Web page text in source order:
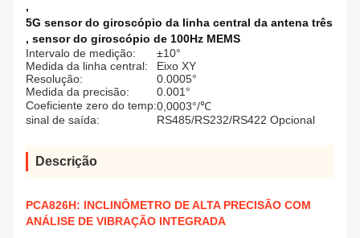
,
5G sensor do giroscópio da linha central da antena três
, sensor do giroscópio de 100Hz MEMS
Intervalo de medição:
±10°
Medida da linha central:
Eixo XY
Resolução:
0.0005°
Medida da precisão:
0.001°
Coeficiente zero do temp:0,0003°/℃
sinal de saída:
RS485/RS232/RS422 Opcional
Descrição
PCA826H: INCLINÔMETRO DE ALTA PRECISÃO COM
ANÁLISE DE VIBRAÇÃO INTEGRADA